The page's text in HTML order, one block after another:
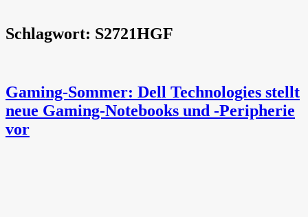
Schlagwort: S2721HGF
Gaming-Sommer: Dell Technologies stellt
neue Gaming-Notebooks und -Peripherie
vor